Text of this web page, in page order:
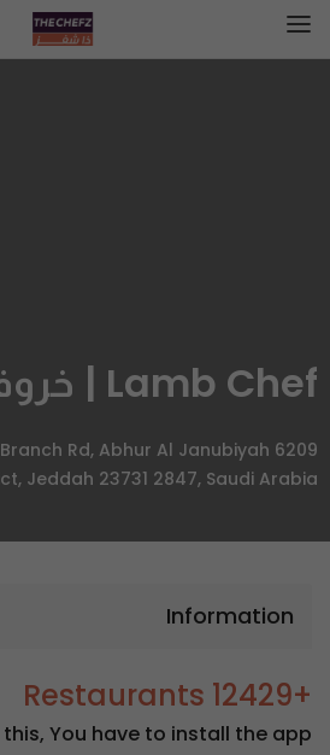
Lamb Chef | خروف الشيف
Branch Rd, Abhur Al Janubiyah
Jeddah 23731 2847, Saudi Arabia
Information
+12429 Restaurants
You have to install the app.